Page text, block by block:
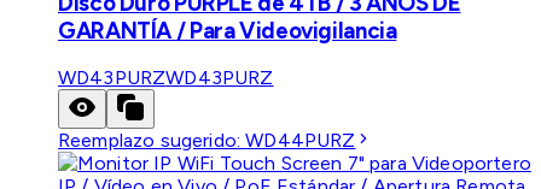
GARANTÍA / Para Videovigilancia
WD43PURZWD43PURZ
Reemplazo sugerido:WD44PURZ